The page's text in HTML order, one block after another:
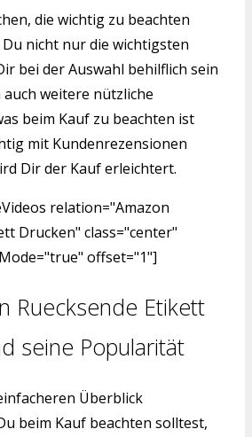
die wichtig zu beachten
nicht nur die wichtigsten
bei der Auswahl behilflich sein
weitere nützliche
beim Kauf zu beachten ist
mit Kundenrezensionen
Dir der Kauf erleichtert.
relation="Amazon
Drucken" class="center"
offset="1"]
Ruecksende Etikett
seine Popularität
Überblick
beim Kauf beachten solltest,